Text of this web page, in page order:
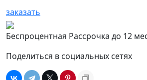
заказать
Беспроцентная Рассрочка до 12
Поделиться в социальных сетях